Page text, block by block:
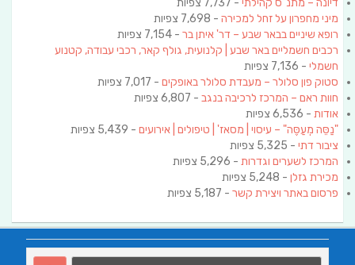
מיני מחפרון על זחל למכירה - 7,698 צפיות
רופא שיניים בבאר שבע – דר' איתן בר - 7,154 צפיות
רכבים חשמליים באר שבע | קלנועית, גולף קאר, רכבי עבודה, קטנוע
חשמלי - 7,136 צפיות
סטוק פון סלולר – מעבדת סלולר באופקים - 7,017 צפיות
חוות ראם – המרכז לרכיבה בנגב - 6,807 צפיות
אודות - 6,536 צפיות
"נַסֵּה מְעַסֶּה" – עיסוי | מסאז' | טיפולים | אירועים - 5,439 צפיות
ציבור דתי - 5,325 צפיות
המרכז לשערים וגדרות - 5,296 צפיות
מכירת גזלן - 5,248 צפיות
פרסום באתר ויצירת קשר - 5,187 צפיות